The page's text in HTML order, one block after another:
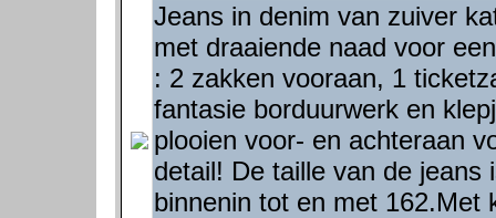
Jeans in denim van zuiver
met draaiende naad voor
: 2 zakken vooraan, 1
fantasie borduurwerk en
plooien voor- en achteraan
detail! De taille van de jeans
binnenin tot en met 162.Met